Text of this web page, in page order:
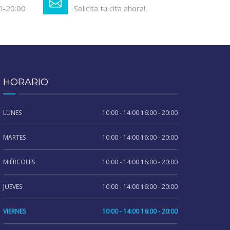
20:00 Solicita tu cita ahora!
HORARIO
LUNES 10:00 - 14:00 16:00 - 20:00
MARTES 10:00 - 14:00 16:00 - 20:00
MIÉRCOLES 10:00 - 14:00 16:00 - 20:00
JUEVES 10:00 - 14:00 16:00 - 20:00
VIERNES 10:00 - 14:00 16:00 - 20:00